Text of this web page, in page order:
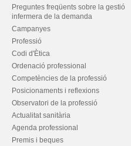
Preguntes freqüents sobre la gestió
infermera de la demanda
Campanyes
Professió
Codi d'Ètica
Ordenació professional
Competències de la professió
Posicionaments i reflexions
Observatori de la professió
Actualitat sanitària
Agenda professional
Premis i beques